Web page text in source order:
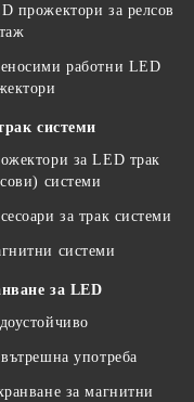
прожектори за релсов
работни LED
системи
за LED трак
системи
за трак системи
системи
за LED
употреба
за магнитни